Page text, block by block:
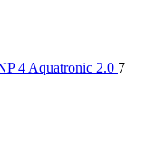
4 Aquatronic 2.0 7